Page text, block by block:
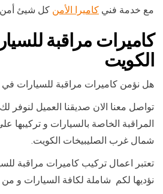
مع خدمة فني كاميرا الأمن كل شيئ
كاميرات مراقبة
الكويت
هل نؤمن كاميرات مراقبة للسيارات
تواصل معنا الان صديقنا العميل لنوفر
المراقبة الخاصة بالسيارات و تركيبها
شمال غرب الصليبيخات الكويت.
تعتبر اعمال تركيب كاميرات مراقبة
نؤديها لكم شاملة لكافة السيارات و